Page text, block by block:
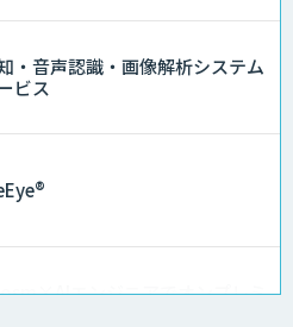
・音声認識・画像解析システム
ビス
エンジニアでオンプレミ